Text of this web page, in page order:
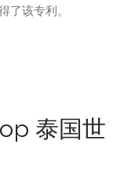
了该专利。
泰国世